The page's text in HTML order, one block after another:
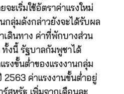
ะเริ่มใช้อัตราค่าแรงใหม่
กลุ่มดังกล่าวยังจะได้รับผล
เดินทาง ค่าที่พักบางส่วน
ทั้งนี้ รัฐบาลกัมพูชาได้
งขั้นต่ำของแรงงานกลุ่ม
ค่าแรงงานขั้นต่ำอยู่